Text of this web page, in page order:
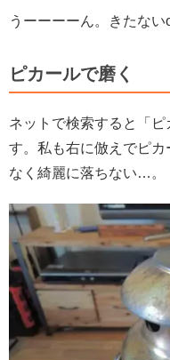
うーーーーん。きたない
ピカールで磨く
ネットで検索すると「
す。私も右に倣えでピ
なく綺麗に落ちない…。